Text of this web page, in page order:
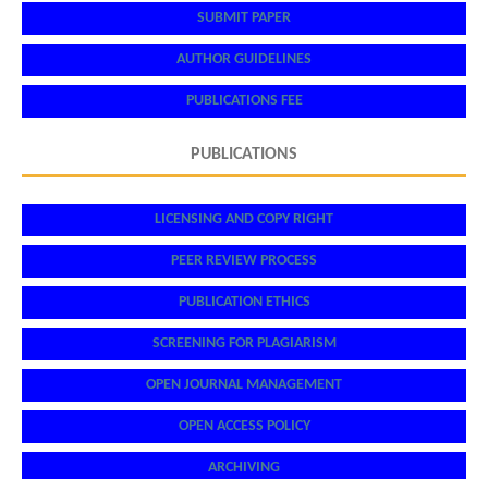
SUBMIT PAPER
AUTHOR GUIDELINES
PUBLICATIONS FEE
PUBLICATIONS
LICENSING AND COPY RIGHT
PEER REVIEW PROCESS
PUBLICATION ETHICS
SCREENING FOR PLAGIARISM
OPEN JOURNAL MANAGEMENT
OPEN ACCESS POLICY
ARCHIVING